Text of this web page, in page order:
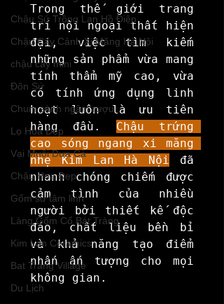
Chậu Sứ Trồng Lan Hồ Điệp
Chậu Cây Cảnh Xi Măng Hà Nội
chậu cây mini
Đôn Sứ
Chum sành ngâm rượu
Lọ Hoa Đẹp
Vại Muối Dưa Cà
Chậu Hoa Đẹp
Gốm sứ tâm linh
Làng Gốm Cổ Bát Tràng
Kim Lan Ceramics
Bat Trang Village
Du Lịch
Trong thế giới trang
trí nội ngoại thất hiện
đại, việc tìm kiếm
những sản phẩm vừa mang
tính thẩm mỹ cao, vừa
có tính ứng dụng linh
hoạt luôn là ưu tiên
hàng đầu. Chậu trứng
cao sóng ngang xi măng
nhẹ Kim Lan Hà Nội đã
nhanh chóng chiếm được
cảm tình của nhiều
người bởi thiết kế độc
đáo, chất liệu bền bỉ
và khả năng tạo điểm
nhấn ấn tượng cho mọi
không gian.